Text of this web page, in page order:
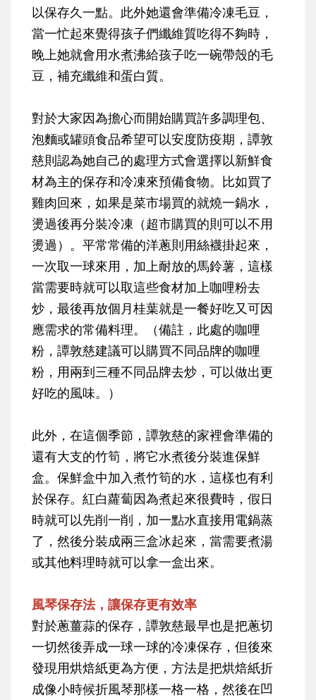
以保存久一點。此外她還會準備冷凍毛豆，
當一忙起來覺得孩子們纖維質吃得不夠時，
晚上她就會用水煮沸給孩子吃一碗帶殼的毛
豆，補充纖維和蛋白質。
對於大家因為擔心而開始購買許多調理包、
泡麵或罐頭食品希望可以安度防疫期，譚敦
慈則認為她自己的處理方式會選擇以新鮮食
材為主的保存和冷凍來預備食物。比如買了
雞肉回來，如果是菜市場買的就燒一鍋水，
燙過後再分裝冷凍（超市購買的則可以不用
燙過）。平常常備的洋蔥則用絲襪掛起來，
一次取一球來用，加上耐放的馬鈴薯，這樣
當需要時就可以取這些食材加上咖哩粉去
炒，最後再放個月桂葉就是一餐好吃又可因
應需求的常備料理。（備註，此處的咖哩
粉，譚敦慈建議可以購買不同品牌的咖哩
粉，用兩到三種不同品牌去炒，可以做出更
好吃的風味。）
此外，在這個季節，譚敦慈的家裡會準備的
還有大支的竹筍，將它水煮後分裝進保鮮
盒。保鮮盒中加入煮竹筍的水，這樣也有利
於保存。紅白蘿蔔因為煮起來很費時，假日
時就可以先削一削，加一點水直接用電鍋蒸
了，然後分裝成兩三盒冰起來，當需要煮湯
或其他料理時就可以拿一盒出來。
風琴保存法，讓保存更有效率
對於蔥薑蒜的保存，譚敦慈最早也是把蔥切
一切然後弄成一球一球的冷凍保存，但後來
發現用烘焙紙更為方便，方法是把烘焙紙折
成像小時候折風琴那樣一格一格，然後在凹